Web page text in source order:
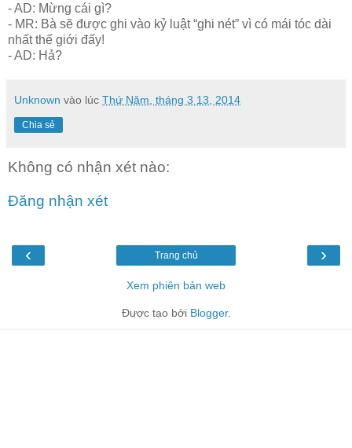
- AD: Mừng cái gì?
- MR: Bà sẽ được ghi vào kỷ luật “ghi nét” vì có mái tóc dài
nhất thế giới đấy!
- AD: Hả?
Unknown vào lúc Thứ Năm, tháng 3 13, 2014
Chia sẻ
Không có nhận xét nào:
Đăng nhận xét
‹ ›
Trang chủ
Xem phiên bản web
Được tạo bởi Blogger.